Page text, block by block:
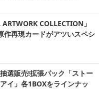
COLLECTION」
作再現カードがアツいスペシ
選販売!拡張パック「ストー
イ」各1BOXをラインナッ